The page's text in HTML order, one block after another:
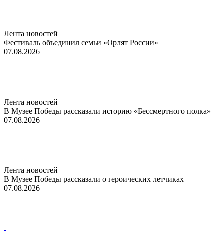
Лента новостей
Фестиваль объединил семьи «Орлят России»
07.08.2026
Лента новостей
В Музее Победы рассказали историю «Бессмертного полка»
07.08.2026
Лента новостей
В Музее Победы рассказали о героических летчиках
07.08.2026